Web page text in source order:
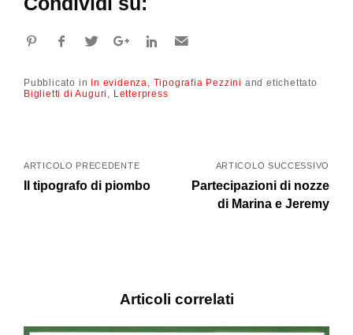
Pubblicato in In evidenza Tipografia Pezzini andetichettato
Biglietti di Auguri
Letterpress
a
z
ARTICOLO PRECEDENTE
Il tipografo di piombo
ARTICOLO SUCCESSIVO
Partecipazioni di nozze
di Marina e Jeremy
Articoli correlati